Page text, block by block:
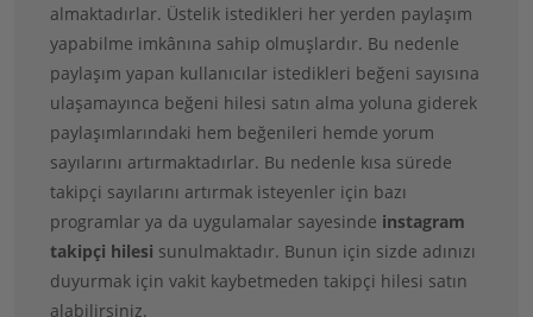
almaktadırlar. Üstelik istedikleri her yerden paylaşım
yapabilme imkânına sahip olmuşlardır. Bu nedenle
paylaşım yapan kullanıcılar istedikleri beğeni sayısına
ulaşamayınca beğeni hilesi satın alma yoluna giderek
paylaşımlarındaki hem beğenileri hemde yorum
sayılarını artırmaktadırlar. Bu nedenle kısa sürede
takipçi sayılarını artırmak isteyenler için bazı
programlar ya da uygulamalar sayesinde instagram
takipçi hilesi sunulmaktadır. Bunun için sizde adınızı
duyurmak için vakit kaybetmeden takipçi hilesi satın
alabilirsiniz.